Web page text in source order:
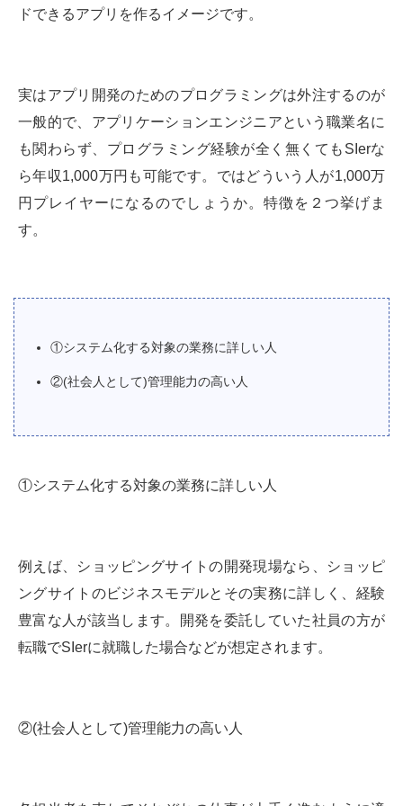
ドできるアプリを作るイメージです。
実はアプリ開発のためのプログラミングは外注するのが
一般的で、アプリケーションエンジニアという職業名に
も関わらず、プログラミング経験が全く無くてもSIerな
ら年収1,000万円も可能です。ではどういう人が1,000万
円プレイヤーになるのでしょうか。特徴を２つ挙げま
す。
①システム化する対象の業務に詳しい人
②(社会人として)管理能力の高い人
①システム化する対象の業務に詳しい人
例えば、ショッピングサイトの開発現場なら、ショッピ
ングサイトのビジネスモデルとその実務に詳しく、経験
豊富な人が該当します。開発を委託していた社員の方が
転職でSIerに就職した場合などが想定されます。
②(社会人として)管理能力の高い人